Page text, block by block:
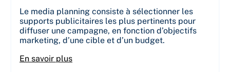
Le media planning consiste à sélectionner les
supports publicitaires les plus pertinents pour
diffuser une campagne, en fonction d’objectifs
marketing, d’une cible et d’un budget.
En savoir plus